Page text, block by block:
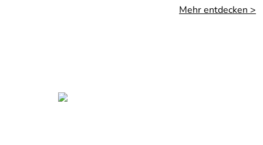
Mehr entdecken >